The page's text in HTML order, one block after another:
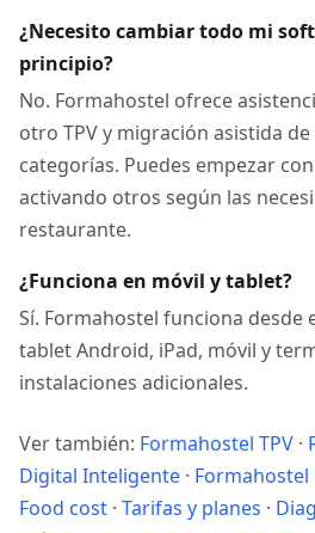
¿Necesito cambiar todo mi
principio?
No. Formahostel ofrece
otro TPV y migración asistida
categorías. Puedes empezar
activando otros según las
restaurante.
¿Funciona en móvil y tablet?
Sí. Formahostel funciona desde
tablet Android, iPad, móvil y
instalaciones adicionales.
Ver también: Formahostel TPV ·
Digital Inteligente · Formahostel
Food cost · Tarifas y planes ·